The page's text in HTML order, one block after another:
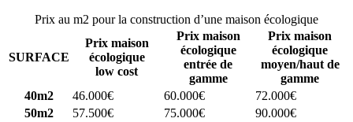
Prix au m2 pour la construction d’une maison écologique
SURFACE
Prix maison
écologique
low cost
Prix maison
écologique
entrée de
gamme
Prix maison
écologique
moyen/haut de
gamme
40m2
46.000€ 60.000€
72.000€
50m2
57.500€ 75.000€
90.000€